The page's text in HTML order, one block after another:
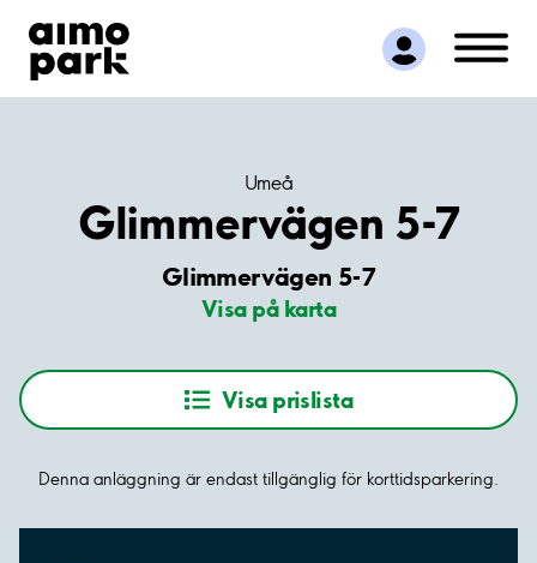
Hitta parkering
Samarbete
Kundservice
Umeå
Glimmervägen 5-7
Glimmervägen 5-7
Visa på karta
Visa prislista
Denna anläggning är endast tillgänglig för korttidsparkering.